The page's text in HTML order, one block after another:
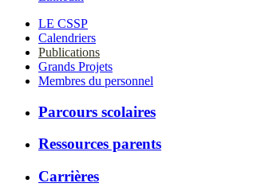
LE CSSP
Calendriers
Publications
Grands Projets
Membres du personnel
Parcours scolaires
Ressources parents
Carrières